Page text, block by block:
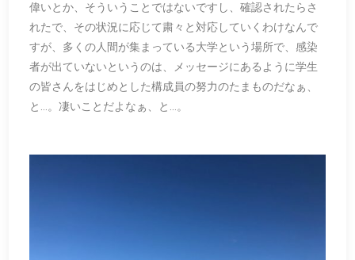
偉いとか、そういうことではないですし、確認されたらさ
れたで、その状況に応じて粛々と対応していくわけなんで
すが、多くの人間が集まっている大学という場所で、感染
者が出ていないというのは、メッセージにあるように学生
の皆さんをはじめとした構成員の努力のたまものだなぁ、
と…。凄いことだよなぁ、と…。